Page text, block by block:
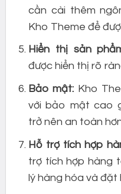
cần cài thêm
Kho Theme để
Hiển thị sản
được hiển thị rõ
Bảo mật: Kho
với bảo mật cao
trở nên an toàn
Hỗ trợ tích hợp
trợ tích hợp hàng
lý hàng hóa và đặt